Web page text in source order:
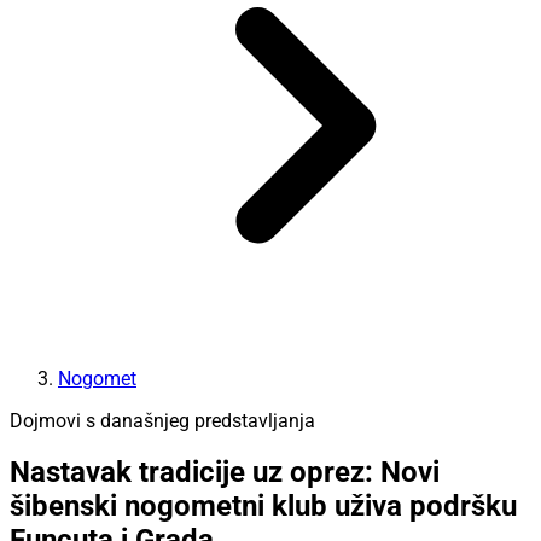
Nogomet
Dojmovi s današnjeg predstavljanja
Nastavak tradicije uz oprez: Novi
šibenski nogometni klub uživa podršku